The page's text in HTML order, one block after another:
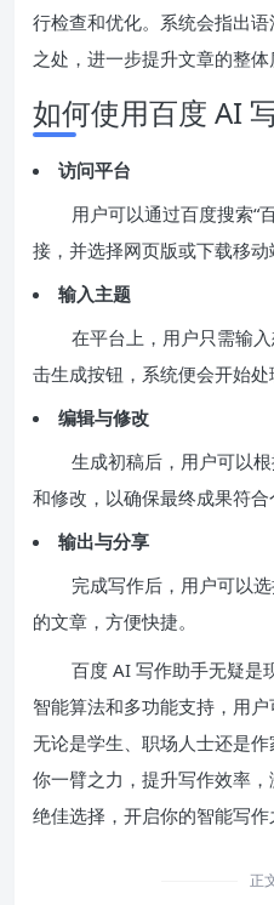
行检查和优化。系统会指出
之处，进一步提升文章的整体
如何使用百度 AI
访问平台
用户可以通过百度搜索“
接，并选择网页版或下载移动
输入主题
在平台上，用户只需输
击生成按钮，系统便会开始处
编辑与修改
生成初稿后，用户可以
和修改，以确保最终成果符合
输出与分享
完成写作后，用户可以
的文章，方便快捷。
百度 AI 写作助手无疑是
智能算法和多功能支持，用户
无论是学生、职场人士还是
你一臂之力，提升写作效率
绝佳选择，开启你的智能写作
正